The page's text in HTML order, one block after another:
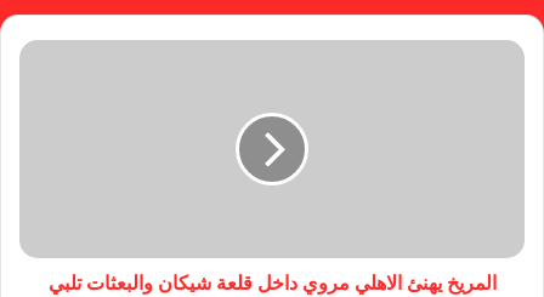
المريخ يهنئ الاهلي مروي داخل قلعة شيكان والبعثات تلبي